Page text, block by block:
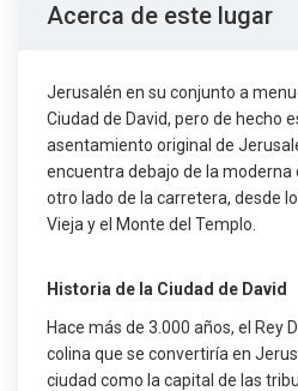
Acerca de este lugar
Jerusalén en su conjunto a
Ciudad de David, pero de hecho
asentamiento original de
encuentra debajo de la moderna
otro lado de la carretera, desde
Vieja y el Monte del Templo.
Historia de la Ciudad de David
Hace más de 3.000 años, el Rey
colina que se convertiría en
ciudad como la capital de las